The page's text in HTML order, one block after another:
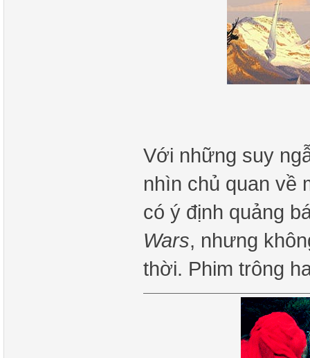
Với những suy
nhìn chủ quan về
có ý định quảng
Wars, nhưng
thời. Phim trông